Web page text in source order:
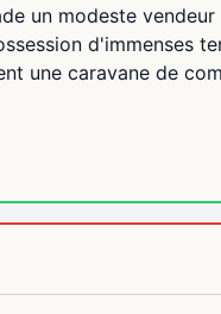
un modeste
d'immenses
une caravane de